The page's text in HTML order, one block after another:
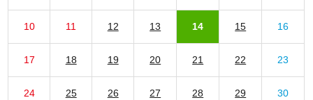
10 11 12 13 14 15 16
17 18 19 20 21 22 23
24 25 26 27 28 29 30